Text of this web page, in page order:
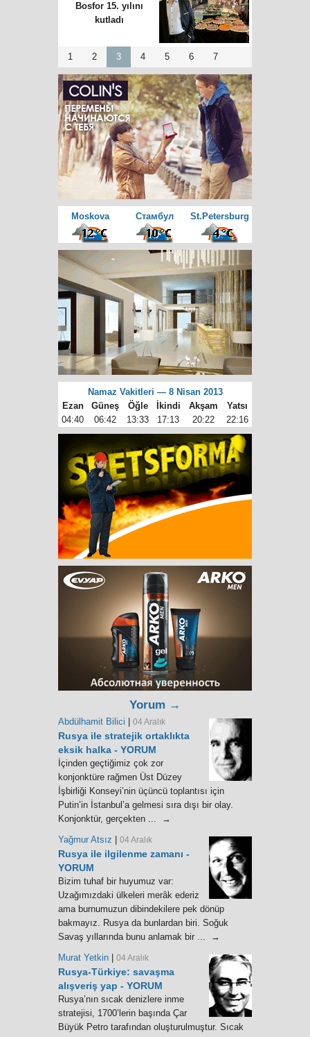
Bosfor 15. yılını
kutladı
1 2 3 4 5 6 7
Moskova Cтамбул St.Petersburg
Namaz Vakitleri — 8 Nisan 2013
Ezan
Güneş Öğle İkindi Akşam
Yatsı
04:40
06:42 13:33 17:13 20:22 22:16
Yorum →
Abdülhamit Bilici 04 Aralık
Rusya ile stratejik ortaklıkta
eksik halka - YORUM
İçinden geçtiğimiz çok zor
konjonktüre rağmen Üst Düzey
İşbirliği Konseyi’nin üçüncü toplantısı için
Putin’in İstanbul’a gelmesi sıra dışı bir olay.
Konjonktür, gerçekten ... →
Yağmur Atsız
04 Aralık
Rusya ile ilgilenme zamanı -
YORUM
Bizim tuhaf bir huyumuz var:
Uzağımızdaki ülkeleri merâk ederiz
ama burnumuzun dibindekilere pek dönüp
bakmayız. Rusya da bunlardan biri. Soğuk
Savaş yıllarında bunu anlamak bir ... →
Murat Yetkin
04 Aralık
Rusya-Türkiye: savaşma
alışveriş yap - YORUM
Rusya’nın sıcak denizlere inme
stratejisi, 1700’lerin başında Çar
Büyük Petro tarafından oluşturulmuştur. Sıcak